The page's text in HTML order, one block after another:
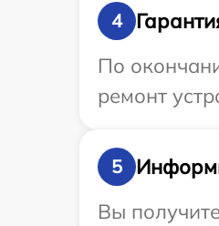
4
По
ремонт
5
Вы